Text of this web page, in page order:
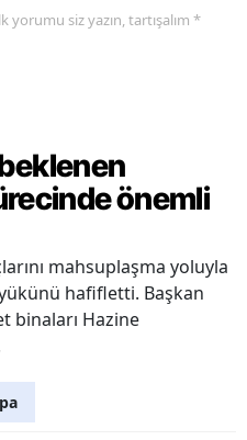
siz yazın, tartışalım *
önemli
mahsuplaşma yoluyla
hafifletti. Başkan
binaları Hazine